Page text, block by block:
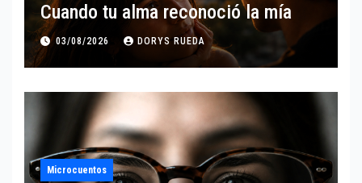
Cuando tu alma reconoció la mía
03/08/2026 DORYS RUEDA
Microcuentos